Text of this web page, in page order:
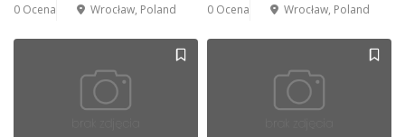
0 Ocena Wrocław, Poland 0 Ocena Wrocław, Poland